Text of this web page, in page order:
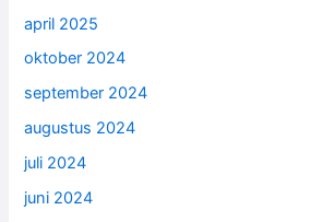
april 2025
oktober 2024
september 2024
augustus 2024
juli 2024
juni 2024